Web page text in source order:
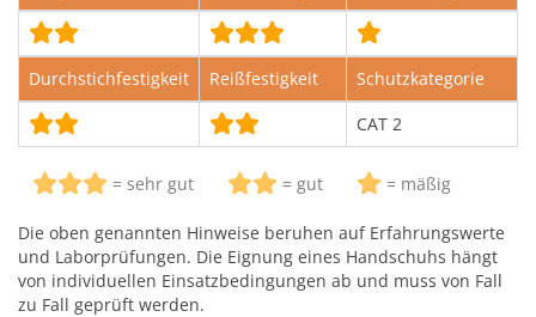
Durchstichfestigkeit Reißfestigkeit
Schutzkategorie
CAT 2
= sehr gut = gut = mäßig
Die oben genannten Hinweise beruhen auf Erfahrungswerte
und Laborprüfungen. Die Eignung eines Handschuhs hängt
von individuellen Einsatzbedingungen ab und muss von Fall
zu Fall geprüft werden.